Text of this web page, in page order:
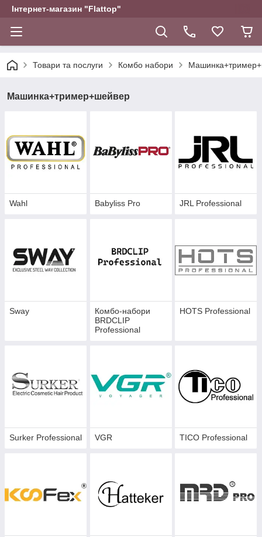
Інтернет-магазин "Flattop"
Товари та послуги Комбо набори
Машинка+тример+шейвер
Wahl Babyliss Pro JRL Professional
Sway
Комбо-набори
BRDCLIP
Professional
HOTS Professional
Surker Professional VGR TICO Professional